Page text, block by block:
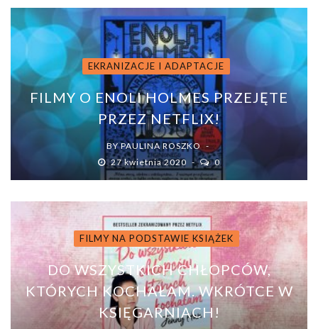
EKRANIZACJE I ADAPTACJE
FILMY O ENOLI HOLMES PRZEJĘTE
PRZEZ NETFLIX!
BYPAULINA ROSZKO
27 kwietnia 2020
0
FILMY NA PODSTAWIE KSIĄŻEK
DO WSZYSTKICH CHŁOPCÓW,
KTÓRYCH KOCHAŁAM. WKRÓTCE W
KSIĘGARNIACH!